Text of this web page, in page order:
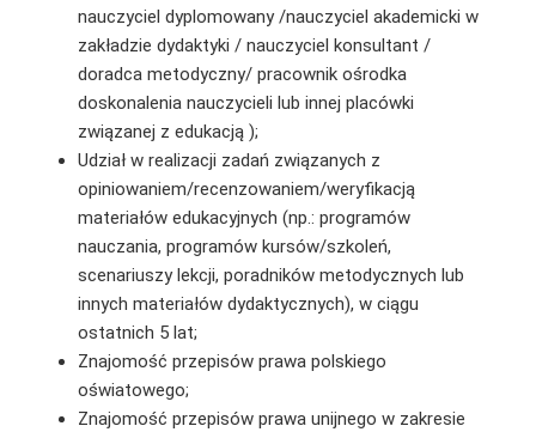
nauczyciel dyplomowany /nauczyciel akademicki w
zakładzie dydaktyki / nauczyciel konsultant /
doradca metodyczny/ pracownik ośrodka
doskonalenia nauczycieli lub innej placówki
związanej z edukacją );
Udział w realizacji zadań związanych z
opiniowaniem/recenzowaniem/weryfikacją
materiałów edukacyjnych (np.: programów
nauczania, programów kursów/szkoleń,
scenariuszy lekcji, poradników metodycznych lub
innych materiałów dydaktycznych), w ciągu
ostatnich 5 lat;
Znajomość przepisów prawa polskiego
oświatowego;
Znajomość przepisów prawa unijnego w zakresie